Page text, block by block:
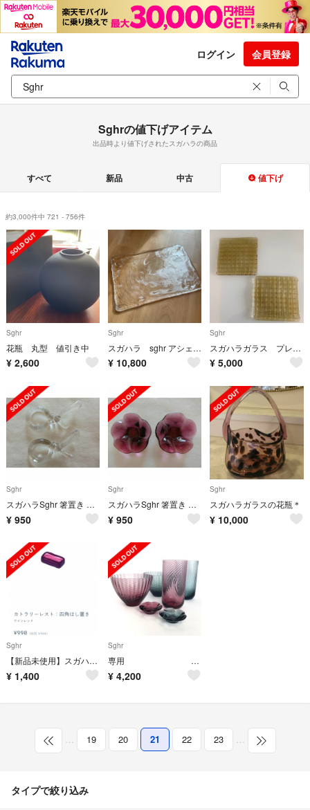
ログイン 会員登録
Sghrの値下げアイテム
出品時より値下げされたスガハラの商品
すべて 新品 中古 値下げ
約3,000件中 721 - 756件
Sghr
花瓶 丸型 値引き中
¥ 2,600
Sghr
スガハラ sghr アシェット assiette 特大
¥ 10,800
Sghr
スガハラガラス プレート
¥ 5,000
Sghr
スガハラSghr 箸置き むすび 2個セット（クリアー）
¥ 950
Sghr
スガハラSghr 箸置き 花 2個セット
¥ 950
Sghr
スガハラガラスの花瓶＊
¥ 10,000
Sghr
【新品未使用】スガハラ sghr カトラリーレスト 箸置き 2個セット
¥ 1,400
Sghr
専用 Sghr スガハラ 硝子 食器 6点
¥ 4,200
… 19 20 21 22 23 …
タイプで絞り込み